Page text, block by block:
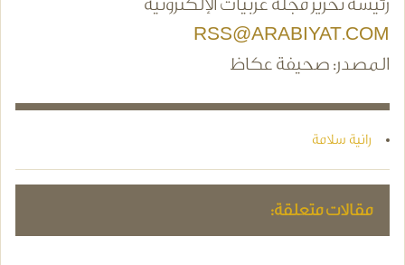
رئيسة تحرير مجلة عربيات الإلكترونية
RSS@ARABIYAT.COM
المصدر: صحيفة عكاظ
رانية سلامة
مقالات متعلقة: